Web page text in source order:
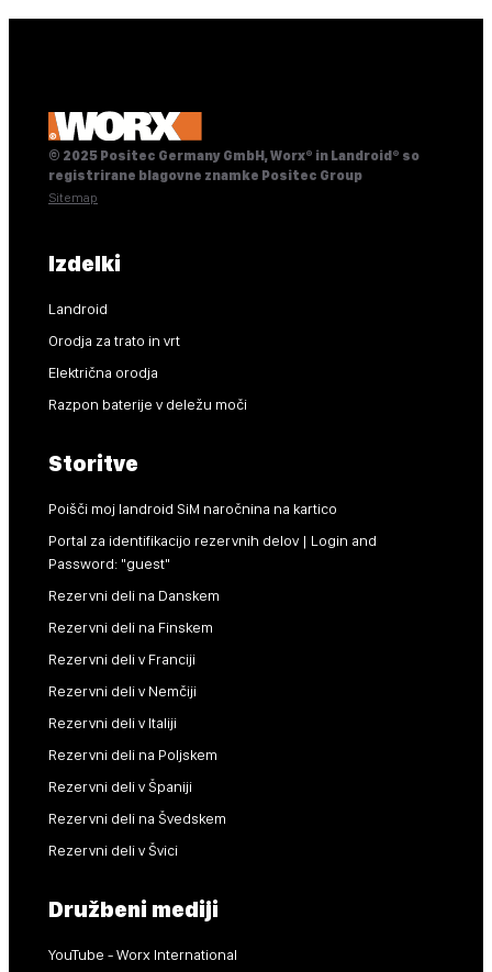
© 2025 Positec Germany GmbH, Worx® in Landroid® so
registrirane blagovne znamke Positec Group
Sitemap
Izdelki
Landroid
Orodja za trato in vrt
Električna orodja
Razpon baterije v deležu moči
Storitve
Poišči moj landroid SiM naročnina na kartico
Portal za identifikacijo rezervnih delov | Login and
Password: "guest"
Rezervni deli na Danskem
Rezervni deli na Finskem
Rezervni deli v Franciji
Rezervni deli v Nemčiji
Rezervni deli v Italiji
Rezervni deli na Poljskem
Rezervni deli v Španiji
Rezervni deli na Švedskem
Rezervni deli v Švici
Družbeni mediji
YouTube - Worx International